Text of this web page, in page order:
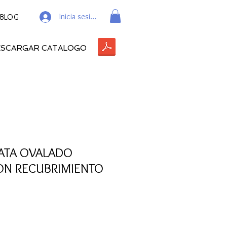
BLOG Inicia sesión
CATALOGO
OVALADO
RECUBRIMIENTO